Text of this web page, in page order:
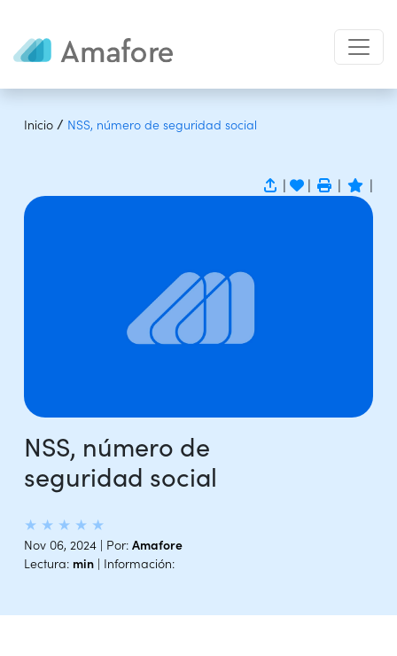
Inicio / NSS, número de seguridad social
| | | |
NSS, número de
seguridad social
★ ★ ★ ★ ★
Nov 06, 2024 | Por: Amafore
Lectura: min | Información: